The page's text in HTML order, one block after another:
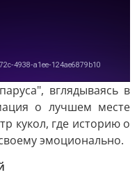
вглядываясь в
о лучшем месте
кукол, где историю о
эмоционально.